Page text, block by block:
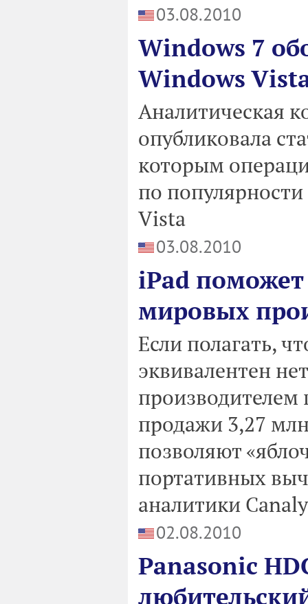
03.08.2010
Windows 7
Windows
Аналитическая
опубликовала
которым
по
Vista
03.08.2010
iPad поможет
мировых
Если полагать,
эквивалентен
производителем
продажи 3,27
позволяют
портативных
аналитики
02.08.2010
Panasonic